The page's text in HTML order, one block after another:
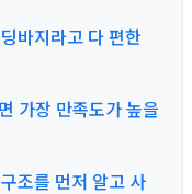
바지라고 다 편한
가장 만족도가 높을
조를 먼저 알고 사